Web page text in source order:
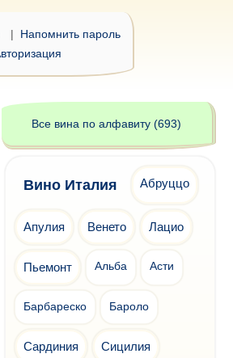
| Напомнить пароль
Все вина по алфавиту (693)
Вино Италия Абруццо
Апулия Венето Лацио
Пьемонт Альба Асти
Барбареско Бароло
Сардиния Сицилия